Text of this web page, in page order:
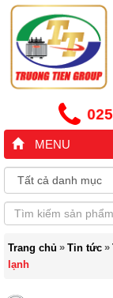
MENU
Trang chủ » Tin tức »
lạnh